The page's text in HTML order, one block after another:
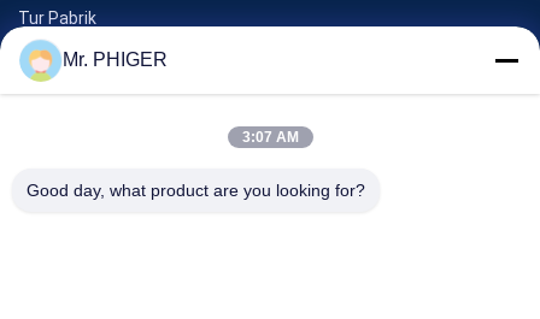
Tur Pabrik
Kontrol Kualitas
Sitemap
Mr. PHIGER
3:07 AM
Good day, what product are you looking for?